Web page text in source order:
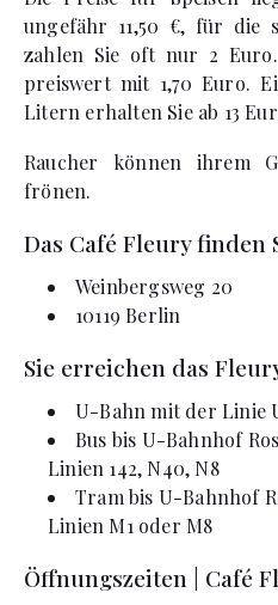
ungefähr 11,50 €, für die
zahlen Sie oft nur 2
preiswert mit 1,70 Euro.
Litern erhalten Sie ab 13
Raucher können ihrem
frönen.
Das Café Fleury finden
Weinbergsweg 20
10119 Berlin
Sie erreichen das
U-Bahn mit der Linie
Bus bis U-Bahnhof
Linien 142, N40, N8
Tram bis U-Bahnhof
Linien M1 oder M8
Öffnungszeiten | Café